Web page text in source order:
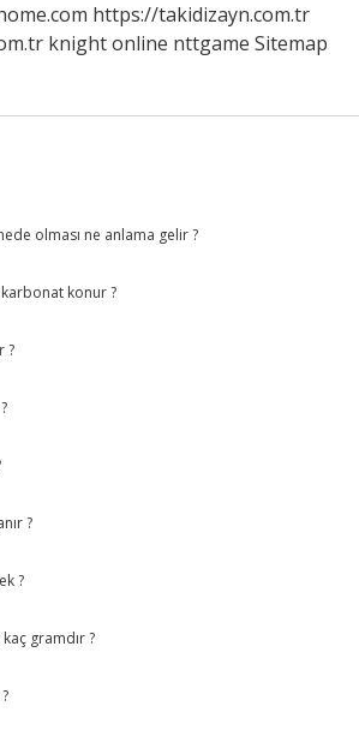
https://takidizayn.com.tr
knight online nttgame Sitemap
olması ne anlama gelir ?
konur ?
?
?
?
gramdır ?